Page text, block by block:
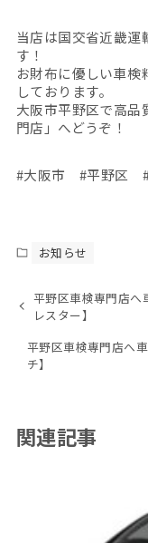
当店は国交省近畿
す！
お財布に優しい車
しております。
大阪市平野区で高品
門店」へどうぞ！
#大阪市 #平野区
お知らせ
平野区車検専門店
レスター】
平野区車検専門店へ
チ】
関連記事